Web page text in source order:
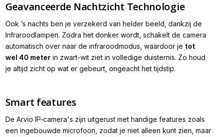
Geavanceerde Nachtzicht Technologie
Ook ’s nachts ben je verzekerd van helder beeld, dankzij de
Infraroodlampen. Zodra het donker wordt, schakelt de camera
automatisch over naar de infraroodmodus, waardoor je tot
wel 40 meterin zwart-wit ziet in volledige duisternis. Zo houd
je altijd zicht op wat er gebeurt, ongeacht het tijdstip.
Smart features
De Arvio IP-camera's zijn uitgerust met handige features zoals
een ingebouwde microfoon, zodat je niet alleen kunt zien, maar